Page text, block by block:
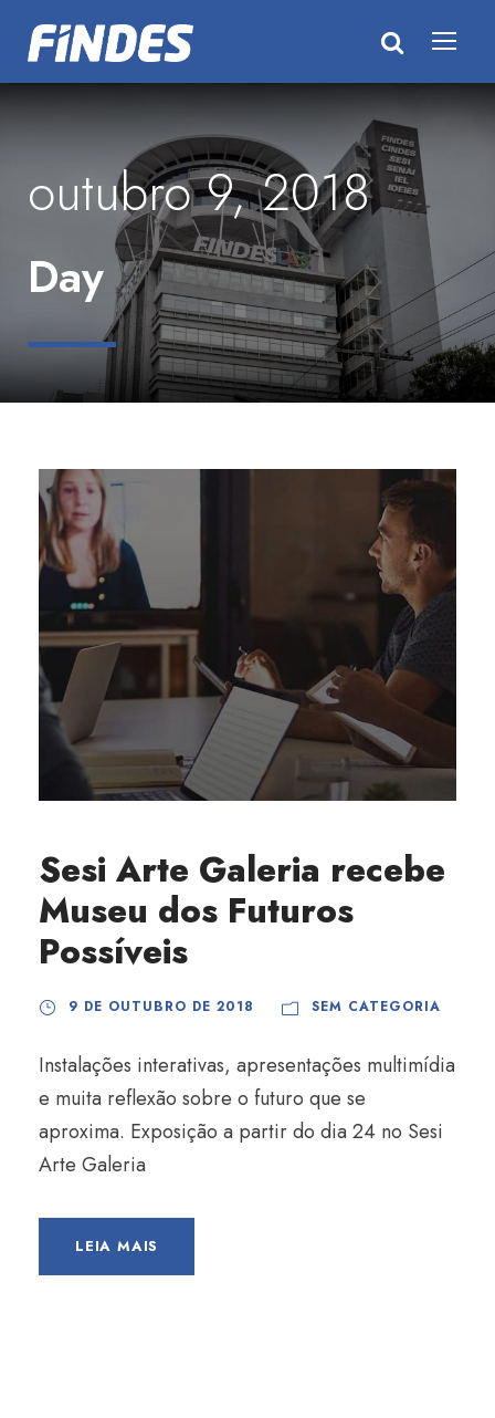
outubro 9, 2018
Day
Sesi Arte Galeria recebe
Museu dos Futuros
Possíveis
9 DE OUTUBRO DE 2018 SEM CATEGORIA
Instalações interativas, apresentações multimídia
e muita reflexão sobre o futuro que se
aproxima. Exposição a partir do dia 24 no Sesi
Arte Galeria
LEIA MAIS